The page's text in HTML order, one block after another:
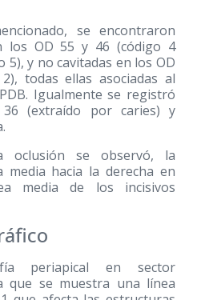
se encontraron
los OD 55 y 46 (código 4
5), y no cavitadas en los OD
todas ellas asociadas al
Igualmente se registró
(extraído por caries) y
se observó, la
media hacia la derecha en
media de los incisivos
periapical en sector
que se muestra una línea